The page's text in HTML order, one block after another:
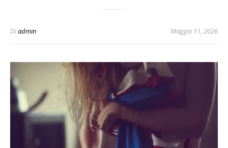
Diadmin Maggio 11, 2026